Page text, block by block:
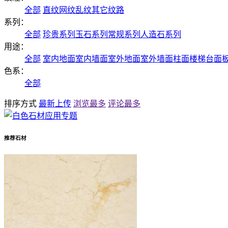
全部 直纹网纹乱纹其它纹路
系列：
全部 珍贵系列 玉石系列 常规系列 人造石系列
用途：
全部 室内地面室内墙面室外地面室外墙面柱面楼梯台面
色系：
全部
排序方式 最新上传 浏览最多 评论最多
推荐石材